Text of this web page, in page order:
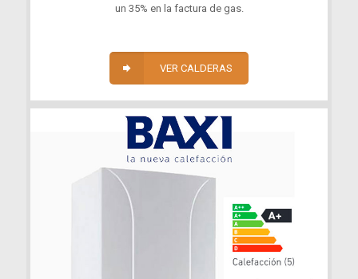
un 35% en la factura de gas.
VER CALDERAS